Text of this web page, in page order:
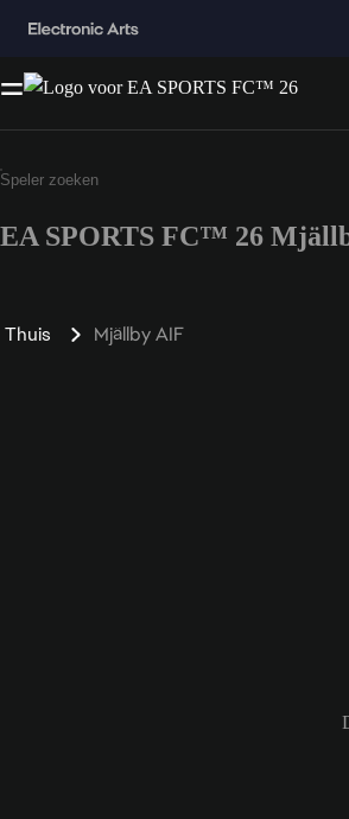
EA SPORTS FC™ 26
Thuis Mjällby AIF